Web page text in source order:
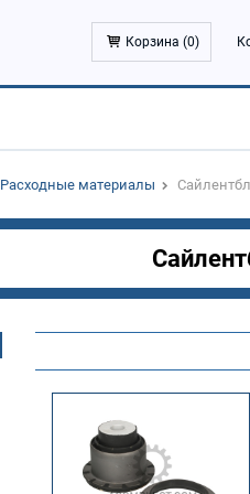
Корзина (0)
Расходные материалы